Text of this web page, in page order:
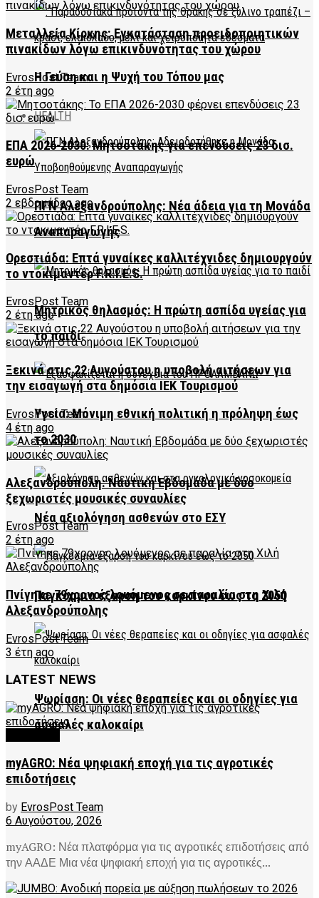
Η Γεύση και η Ψυχή του Τόπου μας
HEALTH
ΠΓΝ Αλεξανδρούπολης: Νέα άδεια για τη Μονάδα
Αναπαραγωγής
Μητρικός θηλασμός: Η πρώτη ασπίδα υγείας για
το παιδί
Υγεία: Μόνιμη εθνική πολιτική η πρόληψη έως
το 2030
Νέα αξιολόγηση ασθενών στο ΕΣΥ
Παγκόσμια έξαρση του καρκίνου έως το 2050
Ψωρίαση: Οι νέες θεραπείες και οι οδηγίες για
ασφαλές καλοκαίρι
Μεταλλεία Κίρκης: Εγκατάσταση προειδοποιητικών
πινακίδων λόγω επικινδυνότητας του χώρου
EvrosPost Team
2 έτη ago
ΕΠΑ 2026-2030: Μητσοτάκης για επενδύσεις 23 δισ.
ευρώ
EvrosPost Team
2 εβδομάδες ago
Ορεστιάδα: Επτά γυναίκες καλλιτέχνιδες δημιουργούν
το ντοκιμαντέρ F.R.I.E.S.
EvrosPost Team
2 έτη ago
Ξεκινά στις 22 Αυγούστου η υποβολή αιτήσεων για
την εισαγωγή στα δημόσια ΙΕΚ Τουρισμού
EvrosPost Team
4 έτη ago
Αλεξανδρούπολη: Ναυτική Εβδομάδα με δύο
ξεχωριστές μουσικές συναυλίες
EvrosPost Team
2 έτη ago
Πνίγηκε 79χρονος λουόμενος σε παραλία στη Χιλή
Αλεξανδρούπολης
EvrosPost Team
3 έτη ago
LATEST NEWS
myAGRO: Νέα ψηφιακή εποχή για τις αγροτικές
επιδοτήσεις
by EvrosPost Team
6 Αυγούστου, 2026
myAGRO: Νέα πλατφόρμα για τις αγροτικές επιδοτήσεις από
την ΑΑΔΕ Μια νέα ψηφιακή εποχή για τις αγροτικές...